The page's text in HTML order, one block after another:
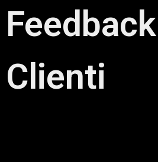
Clienti